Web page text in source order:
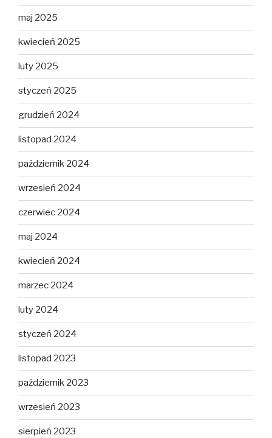
maj 2025
kwiecień 2025
luty 2025
styczeń 2025
grudzień 2024
listopad 2024
październik 2024
wrzesień 2024
czerwiec 2024
maj 2024
kwiecień 2024
marzec 2024
luty 2024
styczeń 2024
listopad 2023
październik 2023
wrzesień 2023
sierpień 2023